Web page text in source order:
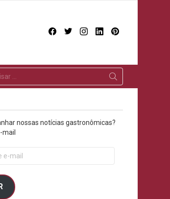
facebooktwitterinstagram
linkedin
nossas notícias gastronômicas?
mail